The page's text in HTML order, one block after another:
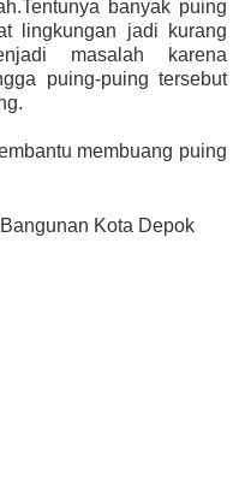
banyak puing
lingkungan jadi kurang
masalah karena
puing-puing tersebut
membuang puing
Kota Depok